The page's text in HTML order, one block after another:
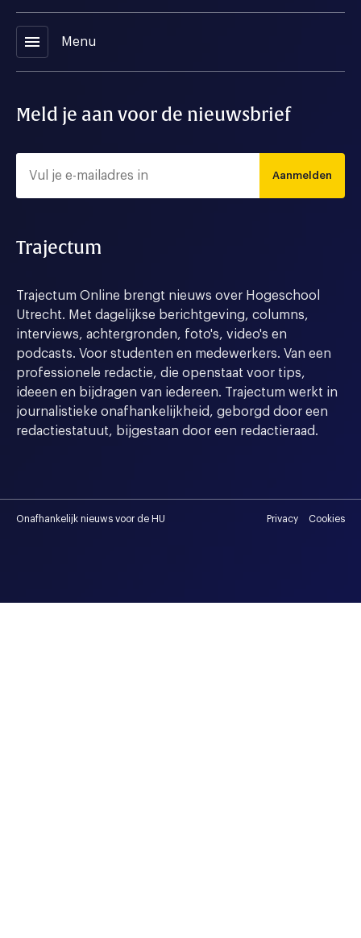
menu Menu
Meld je aan voor de nieuwsbrief
Aanmelden
Trajectum
Trajectum Online brengt nieuws over Hogeschool
Utrecht. Met dagelijkse berichtgeving, columns,
interviews, achtergronden, foto's, video's en
podcasts. Voor studenten en medewerkers. Van een
professionele redactie, die openstaat voor tips,
ideeen en bijdragen van iedereen. Trajectum werkt in
journalistieke onafhankelijkheid, geborgd door een
redactiestatuut, bijgestaan door een redactieraad.
Onafhankelijk nieuws voor de HU Privacy Cookies